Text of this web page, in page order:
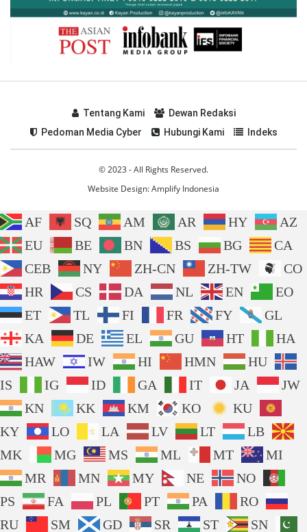
Tentang Kami
Dewan Redaksi
Pedoman Media Cyber
Hubungi Kami Indeks
© 2023 - All Rights Reserved.
Website Design:Amplify Indonesia
AF SQ AM AR HY
AZ
EU
BE BN BS BG
CA
CEB
NY ZH-CN ZH-TW
CO
HR
CS DA NL EN
EO
ET
TL FI FR FY
GL
KA
DE EL GU HT
HA
HAW
IW HI HMN
HU
IS
IG ID GA IT JA
JW
KN
KK KM KO
KU
KY
LO LA LV LT
LB
MK
MG MS ML MT
MI
MR
MN MY NE
NO
PS
FA PL PT PA
RO
RU
SM GD SR ST SN